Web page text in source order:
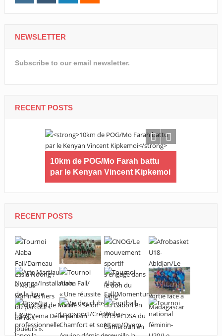
NEWSLETTER
Subscribe to our email newsletter.
RECENT POSTS
10km de POG/Mo Farah battu
par le Kenyan Vincent Kipkemoi
RECENT POSTS